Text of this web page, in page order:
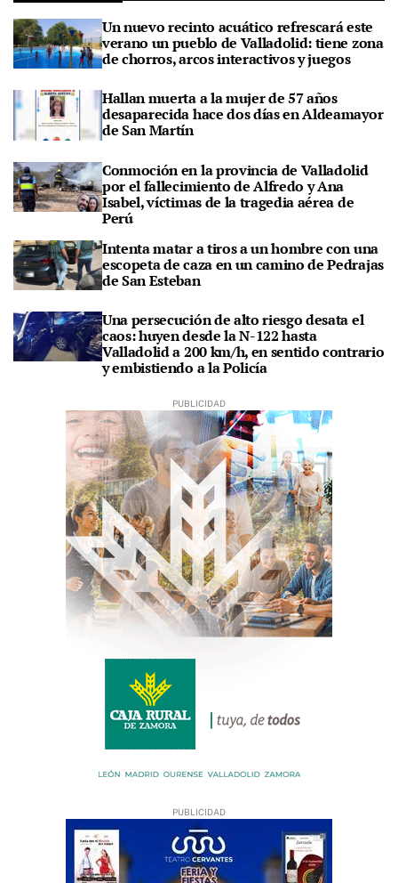
Un nuevo recinto acuático refrescará este
verano un pueblo de Valladolid: tiene zona
de chorros, arcos interactivos y juegos
Hallan muerta a la mujer de 57 años
desaparecida hace dos días en Aldeamayor
de San Martín
Conmoción en la provincia de Valladolid
por el fallecimiento de Alfredo y Ana
Isabel, víctimas de la tragedia aérea de
Perú
Intenta matar a tiros a un hombre con una
escopeta de caza en un camino de Pedrajas
de San Esteban
Una persecución de alto riesgo desata el
caos: huyen desde la N-122 hasta
Valladolid a 200 km/h, en sentido contrario
y embistiendo a la Policía